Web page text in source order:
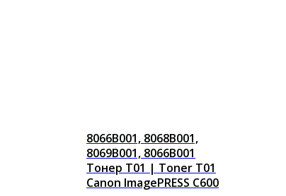
8066B001, 8068B001,
8069B001, 8066B001
Тонер T01 | Toner T01
Canon ImagePRESS С600